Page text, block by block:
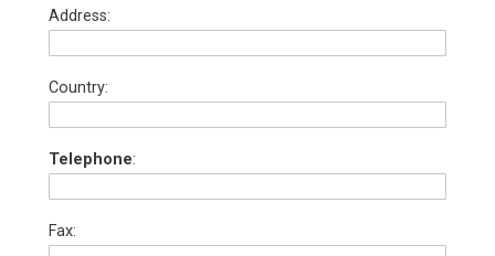
Address:
Country:
Telephone:
Fax: